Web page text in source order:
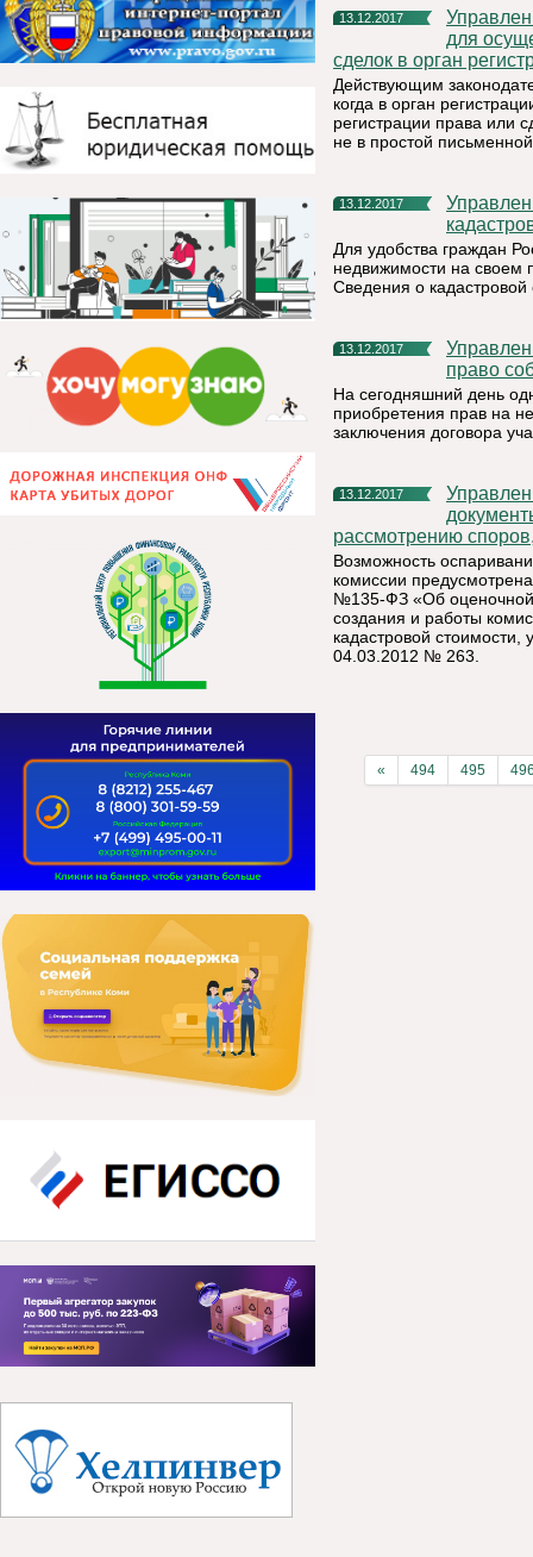
13.12.2017
Управление Росреестра по Республике Коми: в каком случае
для
сделок в орган
Действующим
когда в орган
регистрации права или
не в простой
13.12.2017
Управление Росреестра по Республике Коми: как узнать
Для удобства граждан
недвижимости на своем
Сведения о
13.12.2017
Управление Росреестра по Республике Коми: как оформить
право
На сегодняшний день
приобретения прав на
заключения договора
13.12.2017
Управление Росреестра по Республике Коми: какие
рассмотрению
Возможность
комиссии
№135-ФЗ «Об оценочной
создания и работы
кадастровой
04.03.2012 № 263.
« 494 495